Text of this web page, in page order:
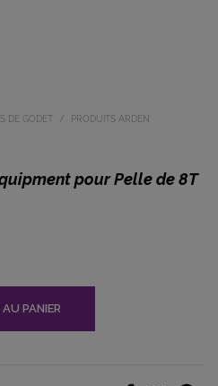
DE GODET / PRODUITS ARDEN
pour Pelle de 8T
PANIER